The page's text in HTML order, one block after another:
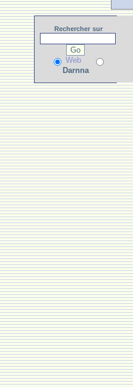
Rechercher sur
Web
Darnna